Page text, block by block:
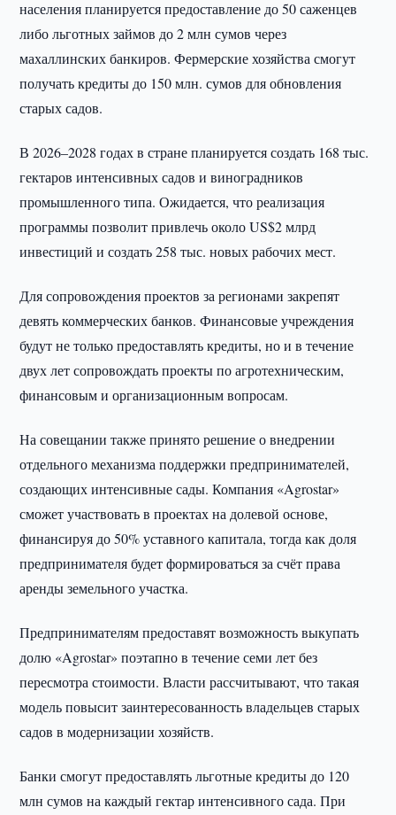
населения планируется предоставление до 50 саженцев
либо льготных займов до 2 млн сумов через
махаллинских банкиров. Фермерские хозяйства смогут
получать кредиты до 150 млн. сумов для обновления
старых садов.
В 2026–2028 годах в стране планируется создать 168 тыс.
гектаров интенсивных садов и виноградников
промышленного типа. Ожидается, что реализация
программы позволит привлечь около US$2 млрд
инвестиций и создать 258 тыс. новых рабочих мест.
Для сопровождения проектов за регионами закрепят
девять коммерческих банков. Финансовые учреждения
будут не только предоставлять кредиты, но и в течение
двух лет сопровождать проекты по агротехническим,
финансовым и организационным вопросам.
На совещании также принято решение о внедрении
отдельного механизма поддержки предпринимателей,
создающих интенсивные сады. Компания «Agrostar»
сможет участвовать в проектах на долевой основе,
финансируя до 50% уставного капитала, тогда как доля
предпринимателя будет формироваться за счёт права
аренды земельного участка.
Предпринимателям предоставят возможность выкупать
долю «Agrostar» поэтапно в течение семи лет без
пересмотра стоимости. Власти рассчитывают, что такая
модель повысит заинтересованность владельцев старых
садов в модернизации хозяйств.
Банки смогут предоставлять льготные кредиты до 120
млн сумов на каждый гектар интенсивного сада. При